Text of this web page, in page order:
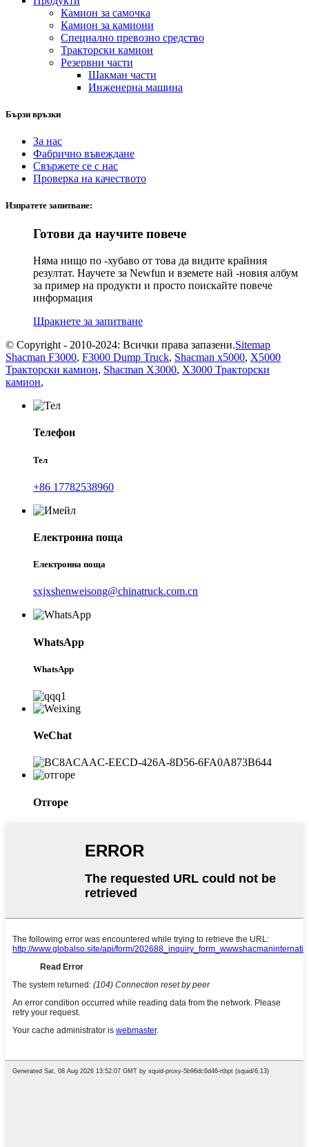
Камион за самочка
Камион за камиони
Специално превозно средство
Тракторски камион
Резервни части
Шакман части
Инженерна машина
Бързи връзки
За нас
Фабрично въвеждане
Свържете се с нас
Проверка на качеството
Изпратете запитване:
Готови да научите повече
Няма нищо по -хубаво от това да видите крайния
резултат. Научете за Newfun и вземете най -новия албум
за пример на продукти и просто поискайте повече
информация
Щракнете за запитване
© Copyright - 2010-2024: Всички права запазени.Sitemap
Shacman F3000, F3000 Dump Truck, Shacman x5000, X5000
Тракторски камион, Shacman X3000, X3000 Тракторски
камион,
Телефон
Тел
+86 17782538960
Електронна поща
Електронна поща
sxjxshenweisong@chinatruck.com.cn
WhatsApp
WhatsApp
WeChat
Отгоре